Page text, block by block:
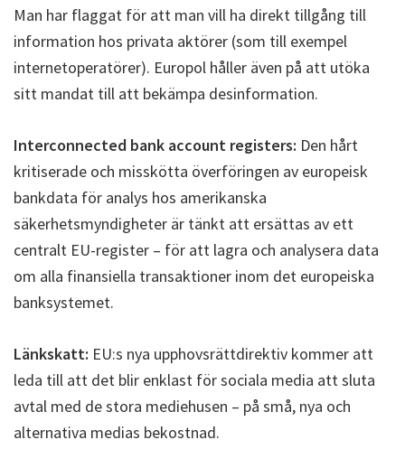
Man har flaggat för att man vill ha direkt tillgång till
information hos privata aktörer (som till exempel
internetoperatörer). Europol håller även på att utöka
sitt mandat till att bekämpa desinformation.
Interconnected bank account registers: Den hårt
kritiserade och misskötta överföringen av europeisk
bankdata för analys hos amerikanska
säkerhetsmyndigheter är tänkt att ersättas av ett
centralt EU-register – för att lagra och analysera data
om alla finansiella transaktioner inom det europeiska
banksystemet.
Länkskatt: EU:s nya upphovsrättdirektiv kommer att
leda till att det blir enklast för sociala media att sluta
avtal med de stora mediehusen – på små, nya och
alternativa medias bekostnad.